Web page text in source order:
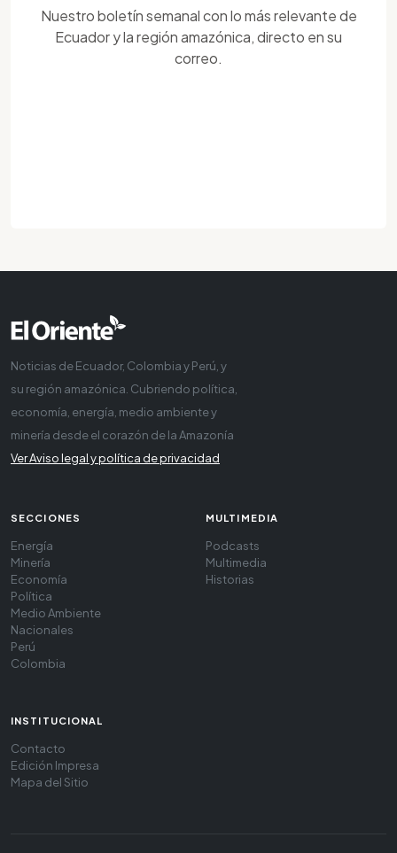
Nuestro boletín semanal con lo más relevante de
Ecuador y la región amazónica, directo en su
correo.
Noticias de Ecuador, Colombia y Perú, y
su región amazónica. Cubriendo política,
economía, energía, medio ambiente y
minería desde el corazón de la Amazonía
Ver Aviso legal y política de privacidad
SECCIONES
Energía
Minería
Economía
Política
Medio Ambiente
Nacionales
Perú
Colombia
MULTIMEDIA
Podcasts
Multimedia
Historias
INSTITUCIONAL
Contacto
Edición Impresa
Mapa del Sitio